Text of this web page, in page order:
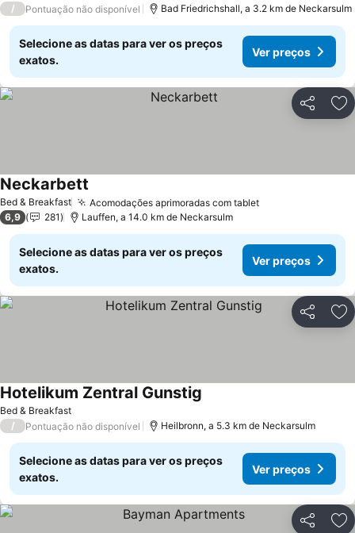
/ Pontuação não disponível Bad Friedrichshall, a 3.2 km de Neckarsulm
Selecione as datas para ver os preços
exatos.
Ver preços
Partilhar
Bed & Breakfast Acomodações aprimoradas com tablet
Neckarbett
6,9 281 Lauffen, a 14.0 km de Neckarsulm
Selecione as datas para ver os preços
exatos.
Ver preços
Partilhar
Bed & Breakfast
Hotelikum Zentral Gunstig
/ Pontuação não disponível Heilbronn, a 5.3 km de Neckarsulm
Selecione as datas para ver os preços
exatos.
Ver preços
Partilhar